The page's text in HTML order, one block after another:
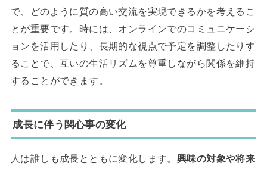
で、どのように質の高い交流を実現できるかを考えるこ
とが重要です。時には、オンラインでのコミュニケーシ
ョンを活用したり、長期的な視点で予定を調整したりす
ることで、互いの生活リズムを尊重しながら関係を維持
することができます。
成長に伴う関心事の変化
人は誰しも成長とともに変化します。 興味の対象や将来